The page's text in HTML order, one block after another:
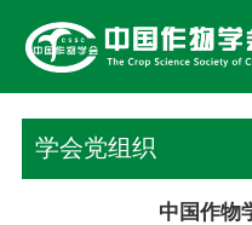
学会党组织
中国作物